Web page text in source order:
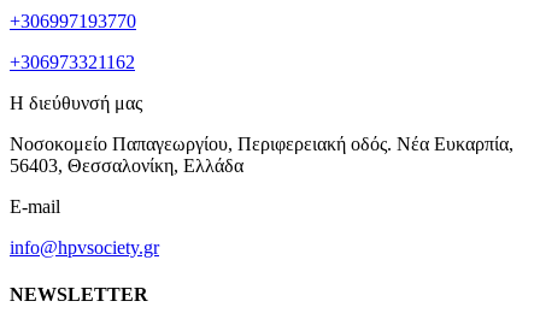
+306997193770
+306973321162
Η διεύθυνσή μας
Νοσοκομείο Παπαγεωργίου, Περιφερειακή οδός. Νέα Ευκαρπία,
56403, Θεσσαλονίκη, Ελλάδα
E-mail
info@hpvsociety.gr
NEWSLETTER